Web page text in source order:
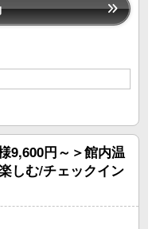
9,600円～＞館内温
しむ/チェックイン